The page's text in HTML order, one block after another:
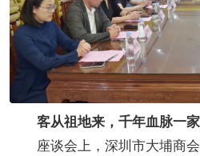
客从祖地来，千年血脉一
座谈会上，深圳市大埔商会